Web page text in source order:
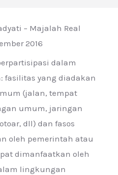
– Majalah Real
2016
dalam
fasilitas yang diadakan
(jalan, tempat
umum, jaringan
dll) dan fasos
oleh pemerintah atau
dimanfaatkan oleh
lingkungan